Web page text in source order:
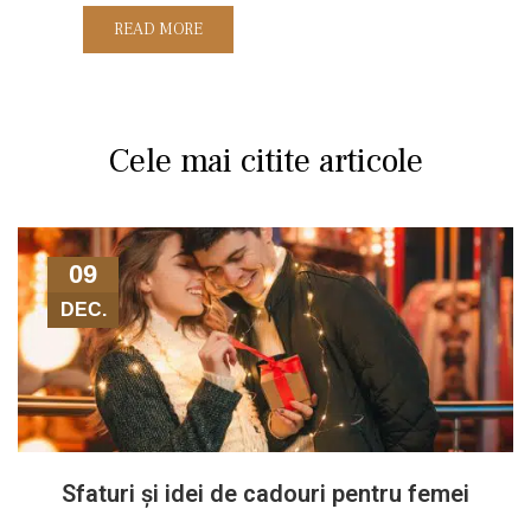
READ MORE
Cele mai citite articole
09
DEC.
Sfaturi și idei de cadouri pentru femei